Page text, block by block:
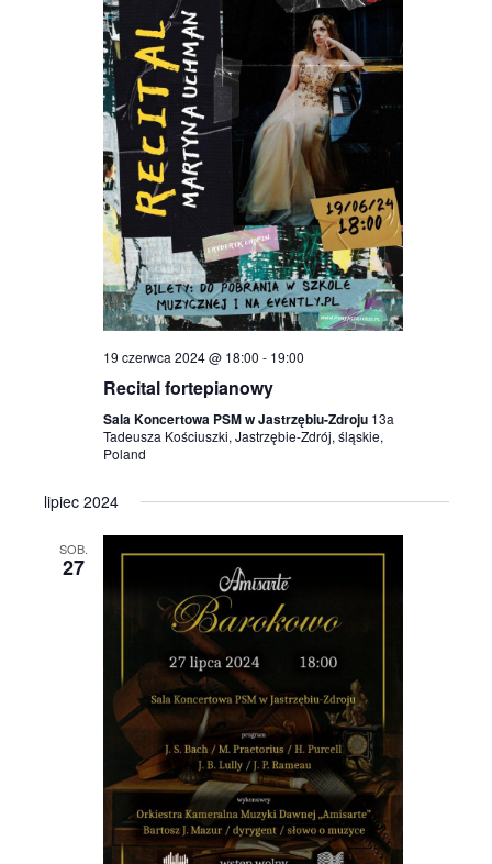
19 czerwca 2024 @ 18:00 - 19:00
Recital fortepianowy
Sala Koncertowa PSM w Jastrzębiu-Zdroju 13a
Tadeusza Kościuszki, Jastrzębie-Zdrój, śląskie,
Poland
lipiec 2024
SOB.
27